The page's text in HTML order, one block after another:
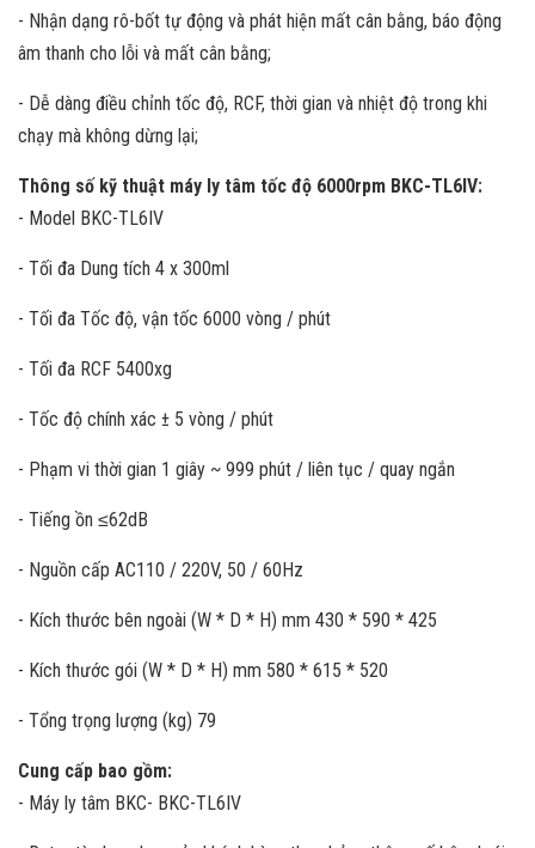
- Nhận dạng rô-bốt tự động và phát hiện mất cân bằng, báo động
âm thanh cho lỗi và mất cân bằng;
- Dễ dàng điều chỉnh tốc độ, RCF, thời gian và nhiệt độ trong khi
chạy mà không dừng lại;
Thông số kỹ thuật máy ly tâm tốc độ 6000rpm BKC-TL6IV:
- Model BKC-TL6IV
- Tối đa Dung tích 4 x 300ml
- Tối đa Tốc độ, vận tốc 6000 vòng / phút
- Tối đa RCF 5400xg
- Tốc độ chính xác ± 5 vòng / phút
- Phạm vi thời gian 1 giây ~ 999 phút / liên tục / quay ngắn
- Tiếng ồn ≤62dB
- Nguồn cấp AC110 / 220V, 50 / 60Hz
- Kích thước bên ngoài (W * D * H) mm 430 * 590 * 425
- Kích thước gói (W * D * H) mm 580 * 615 * 520
- Tổng trọng lượng (kg) 79
Cung cấp bao gồm:
- Máy ly tâm BKC- BKC-TL6IV